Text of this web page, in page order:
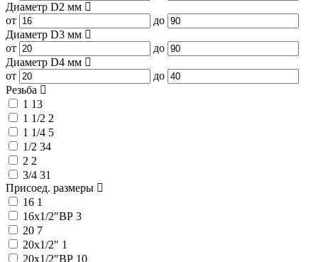
Диаметр D2 мм
от
до
Диаметр D3 мм
от
до
Диаметр D4 мм
от
до
Резьба
1 13
1 1/2 2
1 1/4 5
1/2 34
2 2
3/4 31
Присоед. размеры
16 1
16x1/2″ВР 3
20 7
20x1/2″ 1
20x1/2″ВР 10